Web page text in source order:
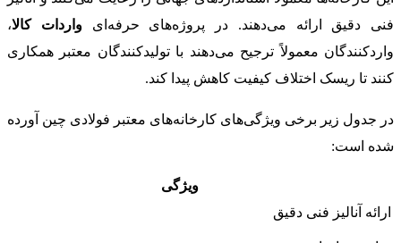
فنی دقیق ارائه می‌دهند. در پروژه‌های حرفه‌ایواردات کالا،
واردکنندگان معمولاً ترجیح می‌دهند با تولیدکنندگان معتبر همکاری
کنند تا ریسک اختلاف کیفیت کاهش پیدا کند.
در جدول زیر برخی ویژگی‌های کارخانه‌های معتبر فولادی چین آورده
شده است:
ویژگی
ارائه آنالیز فنی دقیق